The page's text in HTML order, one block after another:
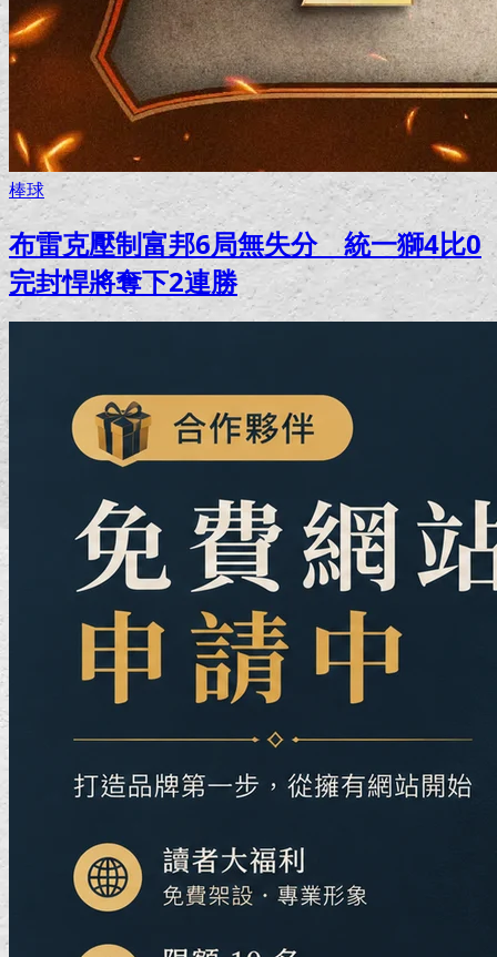
棒球
布雷克壓制富邦6局無失分 統一獅4比0
完封悍將奪下2連勝